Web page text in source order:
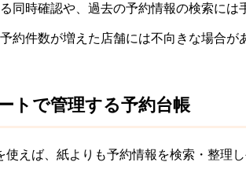
同時確認や、過去の予約情報の検索に
約件数が増えた店舗には不向きな場合が
トで管理する予約台帳
えば、紙よりも予約情報を検索・整理し